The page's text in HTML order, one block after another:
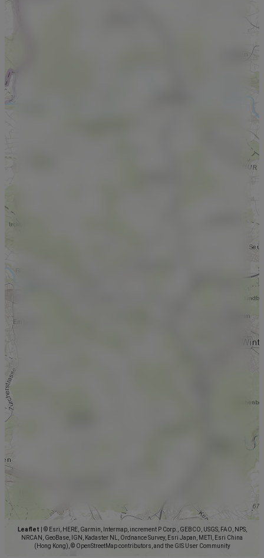
Leaflet
© Esri, HERE, Garmin, Intermap, increment P Corp., GEBCO, USGS, FAO, NPS,
NRCAN, GeoBase, IGN, Kadaster NL, Ordnance Survey, Esri Japan, METI, Esri China
(Hong Kong), © OpenStreetMap contributors, and the GIS User Community